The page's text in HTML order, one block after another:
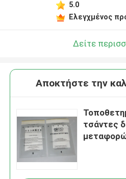
5.0
Ελεγχμένος
Δείτε
Αποκτήστε την
τσάντες